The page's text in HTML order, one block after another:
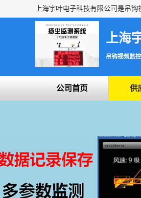
上海
吊钩视频监
公司首页 供